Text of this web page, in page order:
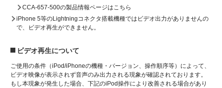
CCA-657-500の製品情報ページはこちら
iPhone 5等のLightningコネクタ搭載機種ではビデオ出力がありませんの
で、ビデオ再生ができません。
ビデオ再生について
ご使用の条件（iPod/iPhoneの機種・バージョン、操作順序等）によって、
ビデオ映像が表示されず音声のみ出力される現象が確認されております。
もし本現象が発生した場合、下記のiPod操作により改善される場合があり